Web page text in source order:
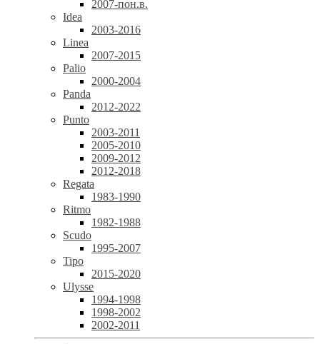
2007-пон.в.
Idea
2003-2016
Linea
2007-2015
Palio
2000-2004
Panda
2012-2022
Punto
2003-2011
2005-2010
2009-2012
2012-2018
Regata
1983-1990
Ritmo
1982-1988
Scudo
1995-2007
Tipo
2015-2020
Ulysse
1994-1998
1998-2002
2002-2011